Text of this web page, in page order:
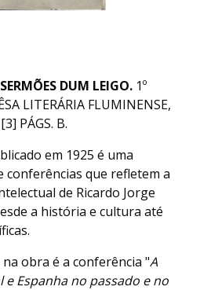
SERMÕES DUM LEIGO. 1º
LITERÁRIA FLUMINENSE,
PÁGS. B.
em 1925 é uma
conferências que refletem a
de Ricardo Jorge
a história e cultura até
obra é a conferência "A
Espanha no passado e no